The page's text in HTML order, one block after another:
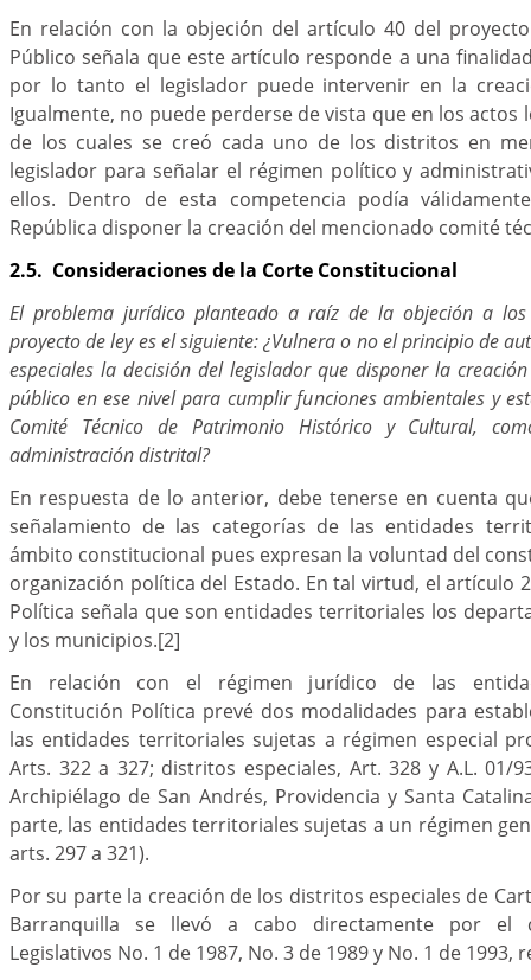
En relación con la objeción del artículo 40 del
Público señala que este artículo responde a una
por lo tanto el legislador puede intervenir en la
Igualmente, no puede perderse de vista que en los actos
de los cuales se creó cada uno de los distritos en
legislador para señalar el régimen político y
ellos. Dentro de esta competencia podía
República disponer la creación del mencionado comité
2.5. Consideraciones de la Corte Constitucional
El problema jurídico planteado a raíz de la objeción a
proyecto de ley es el siguiente: ¿Vulnera o no el principio de
especiales la decisión del legislador que disponer la
público en ese nivel para cumplir funciones ambientales y
Comité Técnico de Patrimonio Histórico y Cultural,
administración distrital?
En respuesta de lo anterior, debe tenerse en cuenta
señalamiento de las categorías de las entidades
ámbito constitucional pues expresan la voluntad del
organización política del Estado. En tal virtud, el artículo
Política señala que son entidades territoriales los
y los municipios.[2]
En relación con el régimen jurídico de las
Constitución Política prevé dos modalidades para
las entidades territoriales sujetas a régimen especial
Arts. 322 a 327; distritos especiales, Art. 328 y A.L. 01/
Archipiélago de San Andrés, Providencia y Santa
parte, las entidades territoriales sujetas a un régimen
arts. 297 a 321).
Por su parte la creación de los distritos especiales de
Barranquilla se llevó a cabo directamente por el
Legislativos No. 1 de 1987, No. 3 de 1989 y No. 1 de 1993,